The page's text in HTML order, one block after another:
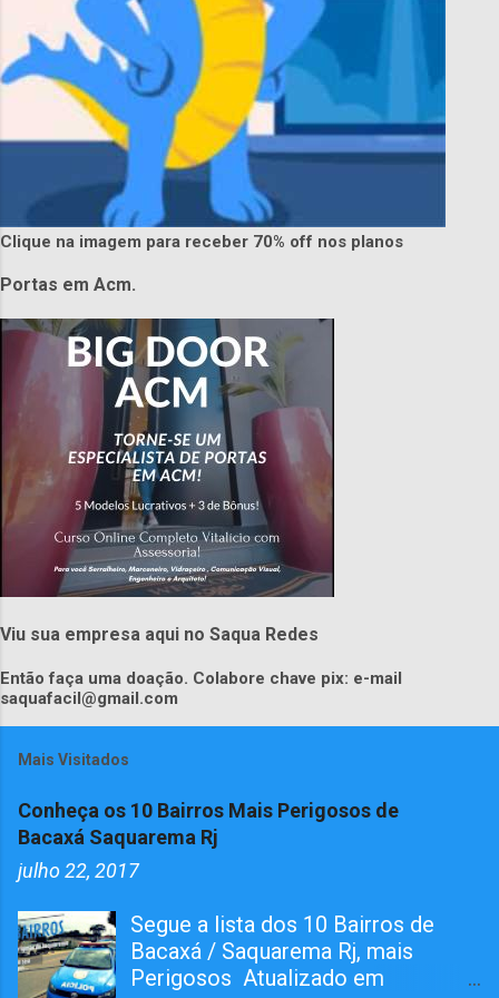
Clique na imagem para receber 70% off nos planos
Portas em Acm.
Viu sua empresa aqui no Saqua Redes
Então faça uma doação. Colabore chave pix: e-mail
saquafacil@gmail.com
Mais Visitados
Conheça os 10 Bairros Mais Perigosos de
Bacaxá Saquarema Rj
julho 22, 2017
Segue a lista dos 10 Bairros de
Bacaxá / Saquarema Rj, mais
Perigosos Atualizado em